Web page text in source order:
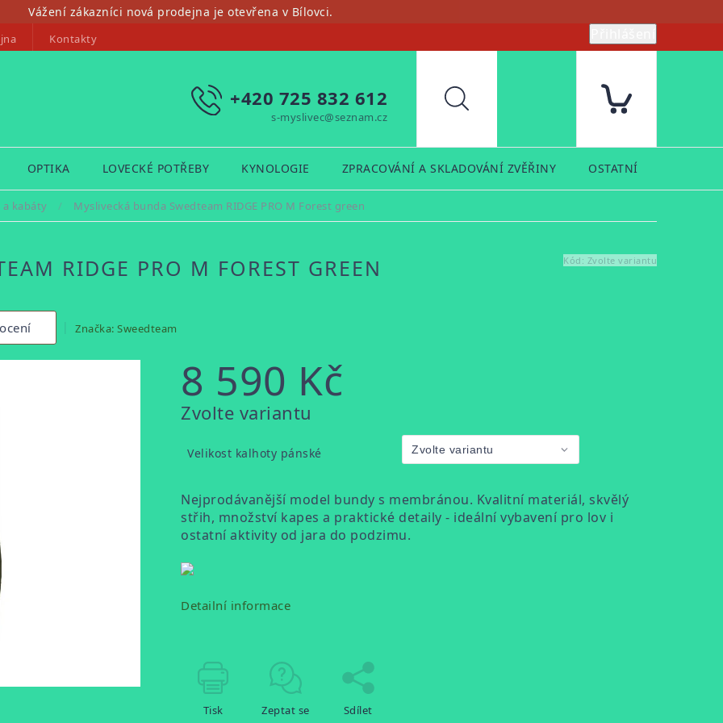
Vážení zákazníci nová prodejna je otevřena v Bílovci.
Kontakty
+420 725 832 612
s-myslivec@seznam.cz
Hledat
OPTIKA LOVECKÉ POTŘEBY KYNOLOGIE ZPRACOVÁNÍ A SKLADOVÁNÍ ZVĚŘINY OSTATNÍ
a kabáty / Myslivecká bunda Swedteam RIDGE PRO M Forest green
RIDGE PRO M FOREST GREEN Kód: Zvolte variantu
Značka: Sweedteam
8 590 Kč
Měrná
Zvolte variantu
Velikost kalhoty pánské
Nejprodávanější model bundy s membránou. Kvalitní materiál, skvělý
střih, množství kapes a praktické detaily - ideální vybavení pro lov i
ostatní aktivity od jara do podzimu.
Detailní informace
Tisk Zeptat se Sdílet